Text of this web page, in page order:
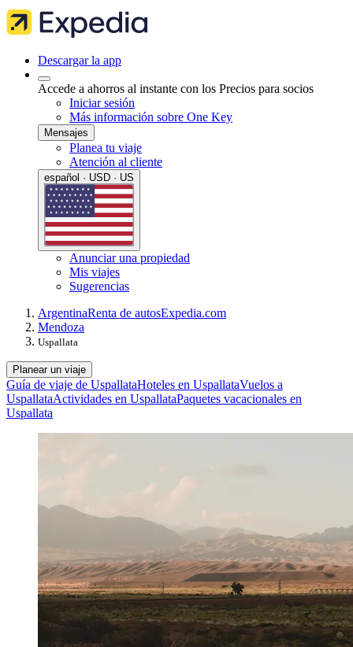
Descargar la app
Accede a ahorros al instante con los Precios para socios
Iniciar sesión
Más información sobre One Key
Mensajes
Planea tu viaje
Atención al cliente
español · USD · US
Anunciar una propiedad
Mis viajes
Sugerencias
ArgentinaRenta de autosExpedia.com
Mendoza
Uspallata
Planear un viaje
Guía de viaje de UspallataHoteles en UspallataVuelos a
UspallataActividades en UspallataPaquetes vacacionales en
Uspallata